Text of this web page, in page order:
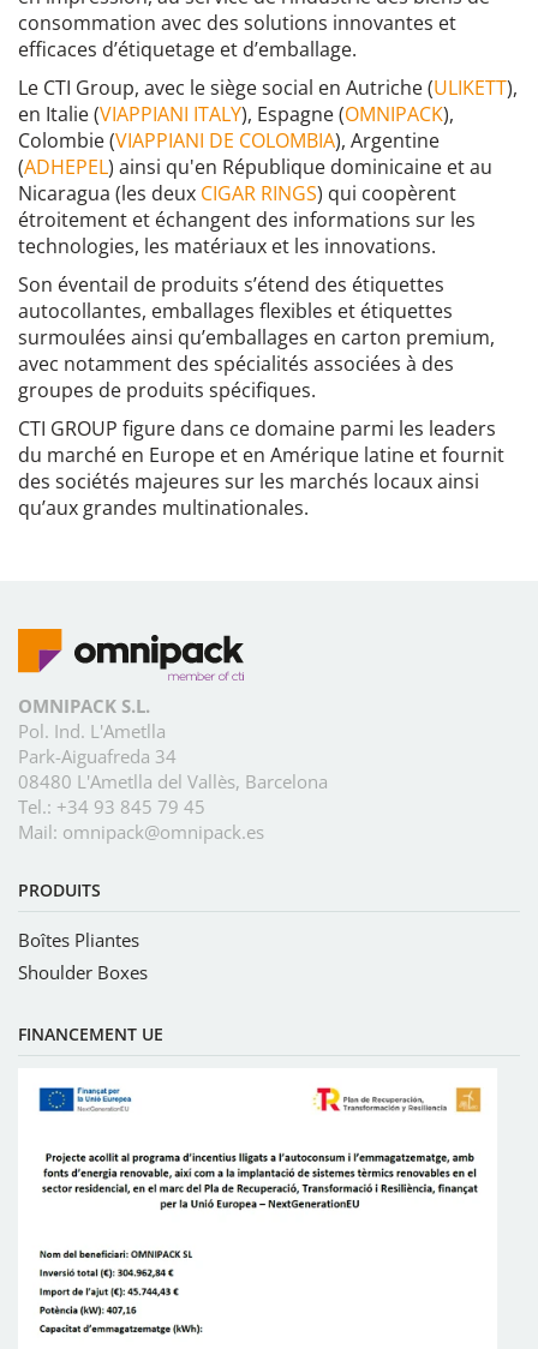
consommation avec des solutions innovantes et
efficaces d’étiquetage et d’emballage.
Le CTI Group, avec le siège social en Autriche (ULIKETT),
en Italie (VIAPPIANI ITALY), Espagne (OMNIPACK),
Colombie (VIAPPIANI DE COLOMBIA), Argentine
(ADHEPEL) ainsi qu'en République dominicaine et au
Nicaragua (les deux CIGAR RINGS) qui coopèrent
étroitement et échangent des informations sur les
technologies, les matériaux et les innovations.
Son éventail de produits s’étend des étiquettes
autocollantes, emballages flexibles et étiquettes
surmoulées ainsi qu’emballages en carton premium,
avec notamment des spécialités associées à des
groupes de produits spécifiques.
CTI GROUP figure dans ce domaine parmi les leaders
du marché en Europe et en Amérique latine et fournit
des sociétés majeures sur les marchés locaux ainsi
qu’aux grandes multinationales.
OMNIPACK S.L.
Pol. Ind. L'Ametlla
Park-Aiguafreda 34
08480 L'Ametlla del Vallès, Barcelona
Tel.: +34 93 845 79 45
Mail: omnipack@omnipack.es
PRODUITS
Boîtes Pliantes
Shoulder Boxes
FINANCEMENT UE